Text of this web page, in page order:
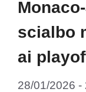
scialbo
ai
28/01/2026 -